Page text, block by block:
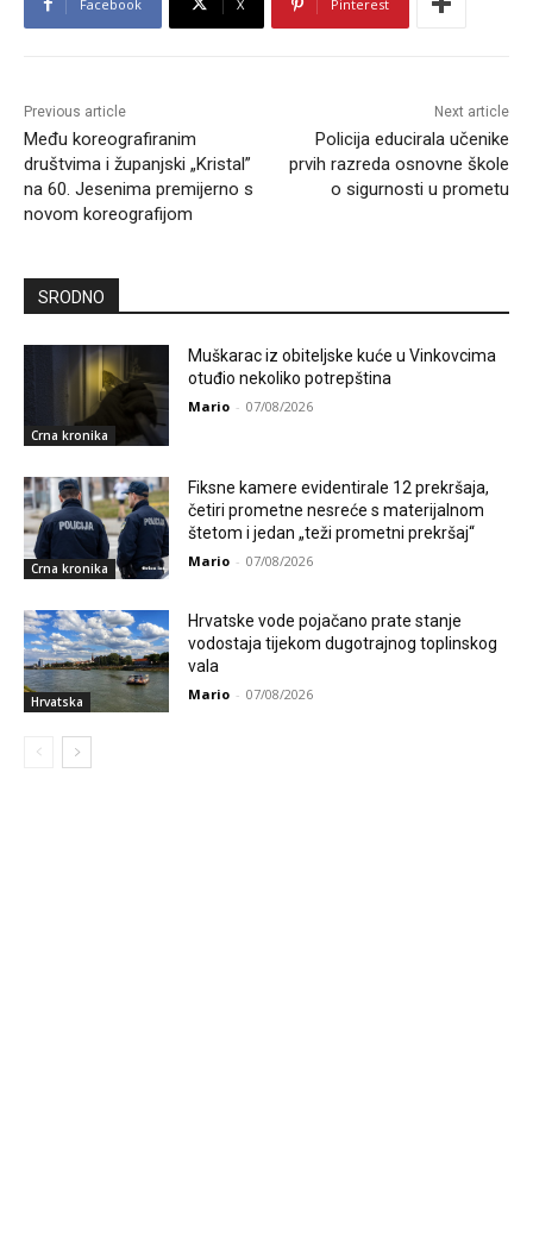
Facebook X Pinterest
Previous article
Među koreografiranim
društvima i županjski „Kristal”
na 60. Jesenima premijerno s
novom koreografijom
Next article
Policija educirala učenike
prvih razreda osnovne škole
o sigurnosti u prometu
SRODNO
Crna kronika
Muškarac iz obiteljske kuće u Vinkovcima
otuđio nekoliko potrepština
Mario - 07/08/2026
Crna kronika
Fiksne kamere evidentirale 12 prekršaja,
četiri prometne nesreće s materijalnom
štetom i jedan „teži prometni prekršaj“
Mario - 07/08/2026
Hrvatska
Hrvatske vode pojačano prate stanje
vodostaja tijekom dugotrajnog toplinskog
vala
Mario - 07/08/2026